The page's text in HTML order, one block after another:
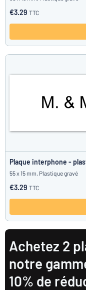
€3.29 TTC
Plaque interphone -
55 x 15 mm, Plastique gravé
€3.29 TTC
Achetez 2
notre
10% de